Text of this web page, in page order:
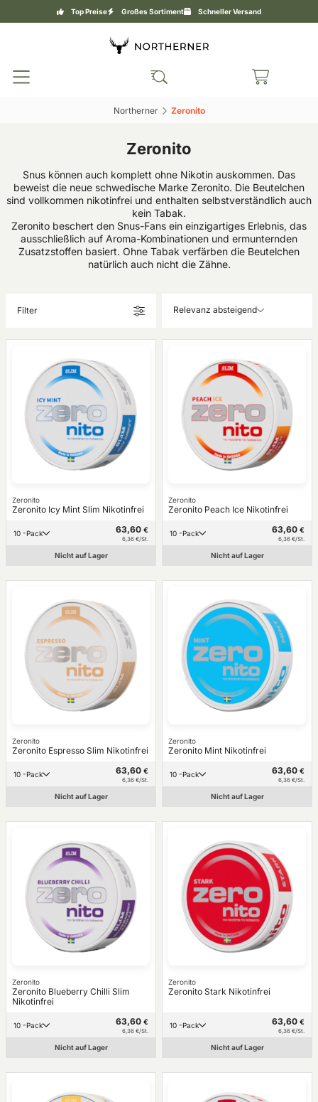
Top Preise Großes Sortiment Schneller Versand
Northerner‎ Zeronito‎
Zeronito
Snus können auch komplett ohne Nikotin auskommen. Das
beweist die neue schwedische Marke Zeronito. Die Beutelchen
sind vollkommen nikotinfrei und enthalten selbstverständlich auch
kein Tabak.
Zeronito beschert den Snus-Fans ein einzigartiges Erlebnis, das
ausschließlich auf Aroma-Kombinationen und ermunternden
Zusatzstoffen basiert. Ohne Tabak verfärben die Beutelchen
natürlich auch nicht die Zähne.
Filter Relevanz absteigend
Zeronito
Zeronito Icy Mint Slim Nikotinfrei
10 -Pack 63,60 €
6,36 €/St.
Nicht auf Lager
Zeronito
Zeronito Peach Ice Nikotinfrei
10 -Pack 63,60 €
6,36 €/St.
Nicht auf Lager
Zeronito
Zeronito Espresso Slim Nikotinfrei
10 -Pack 63,60 €
6,36 €/St.
Nicht auf Lager
Zeronito
Zeronito Mint Nikotinfrei
10 -Pack 63,60 €
6,36 €/St.
Nicht auf Lager
Zeronito
Zeronito Blueberry Chilli Slim
Nikotinfrei
10 -Pack 63,60 €
6,36 €/St.
Nicht auf Lager
Zeronito
Zeronito Stark Nikotinfrei
10 -Pack 63,60 €
6,36 €/St.
Nicht auf Lager